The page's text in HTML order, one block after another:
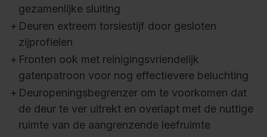
gezamenlijke sluiting
+ Deuren extreem torsiestijf door gesloten
zijprofielen
+ Fronten ook met reinigingsvriendelijk
gatenpatroon voor nog effectievere beluchting
+ Deuropeningsbegrenzer om te voorkomen dat
de deur te ver uitrekt en overlapt met de nuttige
ruimte van de aangrenzende leefruimte